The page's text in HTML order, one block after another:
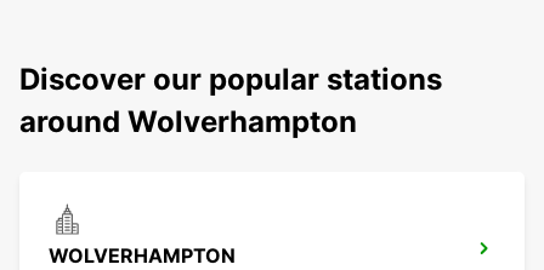
Discover our popular stations
around Wolverhampton
WOLVERHAMPTON